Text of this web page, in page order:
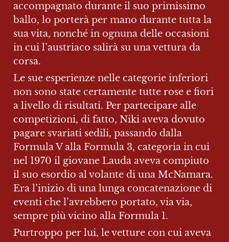
accompagnato durante il suo primissimo
ballo, lo porterà per mano durante tutta la
sua vita, nonché in ognuna delle occasioni
in cui l’austriaco salirà su una vettura da
corsa.
Le sue esperienze nelle categorie inferiori
non sono state certamente tutte rose e fiori
a livello di risultati. Per partecipare alle
competizioni, di fatto, Niki aveva dovuto
pagare svariati sedili, passando dalla
Formula V alla Formula 3, categoria in cui
nel 1970 il giovane Lauda aveva compiuto
il suo esordio al volante di una McNamara.
Era l’inizio di una lunga concatenazione di
eventi che l’avrebbero portato, via via,
sempre più vicino alla Formula 1.
Purtroppo per lui, le vetture con cui aveva